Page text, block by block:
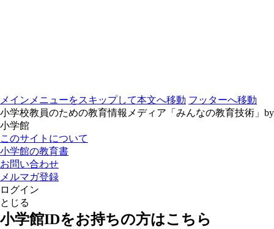
メインメニューをスキップして本文へ移動 フッターへ移動
小学校教員のための教育情報メディア「みんなの教育技術」by
小学館
このサイトについて
小学館の教育書
お問い合わせ
メルマガ登録
ログイン
とじる
小学館IDをお持ちの方はこちら